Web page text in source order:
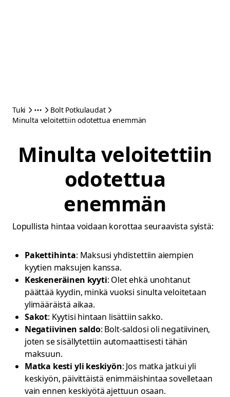
Tuki
Bolt Potkulaudat
Minulta veloitettiin odotettua enemmän
Minulta veloitettiin
odotettua
enemmän
Lopullista hintaa voidaan korottaa seuraavista syistä:
Pakettihinta: Maksusi yhdistettiin aiempien
kyytien maksujen kanssa.
Keskeneräinen kyyti: Olet ehkä unohtanut
päättää kyydin, minkä vuoksi sinulta veloitetaan
ylimääräistä aikaa.
Sakot: Kyytisi hintaan lisättiin sakko.
Negatiivinen saldo: Bolt-saldosi oli negatiivinen,
joten se sisällytettiin automaattisesti tähän
maksuun.
Matka kesti yli keskiyön: Jos matka jatkui yli
keskiyön, päivittäistä enimmäishintaa sovelletaan
vain ennen keskiyötä ajettuun osaan.